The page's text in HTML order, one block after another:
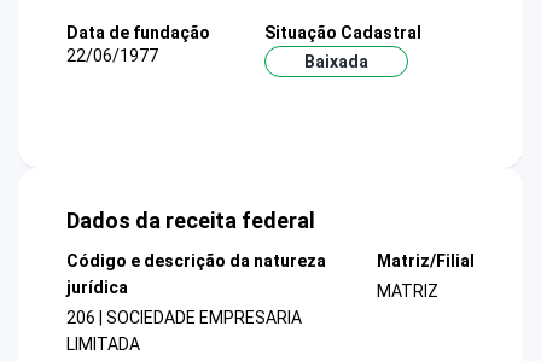
Data de fundação
22/06/1977
Situação Cadastral
Baixada
Dados da receita federal
Código e descrição da natureza
jurídica
206 | SOCIEDADE EMPRESARIA
LIMITADA
Matriz/Filial
MATRIZ